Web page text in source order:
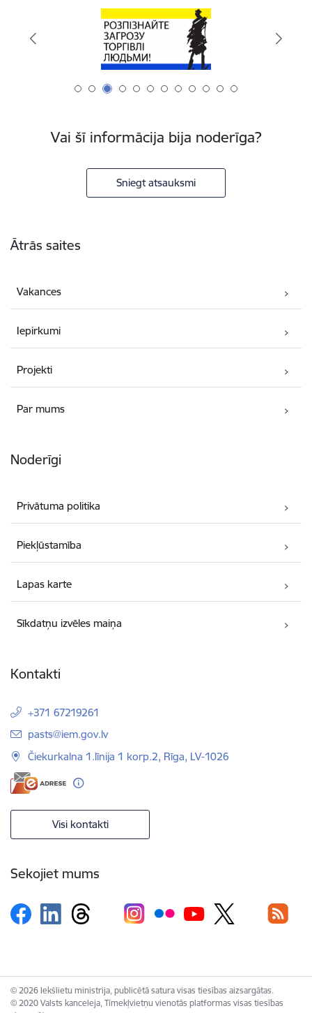
Vai šī informācija bija noderīga?
Sniegt atsauksmi
Ātrās saites
Vakances
Iepirkumi
Projekti
Par mums
Noderīgi
Privātuma politika
Piekļūstamība
Lapas karte
Sīkdatņu izvēles maiņa
Kontakti
+371 67219261
E-pasts:
pasts@iem.gov.lv
Čiekurkalna 1.līnija 1 korp.2, Rīga, LV-1026
Visi kontakti
Sekojiet mums
© 2026 Iekšlietu ministrija, publicētā satura visas tiesības aizsargātas.
© 2020 Valsts kanceleja, Tīmekļvietņu vienotās platformas visas tiesības